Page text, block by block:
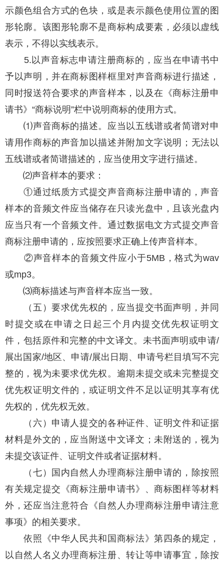
示颜色组合方式的色块，或是表示颜色使用位置的图
形轮廓。该图形轮廓不是商标构成要素，必须以虚线
表示，不得以实线表示。
5.以声音标志申请注册商标的，应当在申请书中
予以声明，并在商标图样框里对声音商标进行描述，
同时报送符合要求的声音样本，以及在《商标注册申
请书》“商标说明”栏中说明商标的使用方式。
⑴声音商标的描述。应当以五线谱或者简谱对申
请用作商标的声音加以描述并附加文字说明；无法以
五线谱或者简谱描述的，应当使用文字进行描述。
⑵声音样本的要求：
①通过纸质方式提交声音商标注册申请的，声音
样本的音频文件应当储存在只读光盘中，且该光盘内
应当只有一个音频文件。通过数据电文方式提交声音
商标注册申请的，应按照要求正确上传声音样本。
②声音样本的音频文件应小于5MB，格式为wav
或mp3。
⑶商标描述与声音样本应当一致。
（五）要求优先权的，应当提交书面声明，并同
时提交或在申请之日起三个月内提交优先权证明文
件，包括原件和完整的中文译文。未书面声明或申请/
展出国家/地区、申请/展出日期、申请号栏目填写不完
整的，视为未要求优先权。逾期未提交或未完整提交
优先权证明文件的，或证明文件不足以证明其享有优
先权的，优先权无效。
（六）申请人提交的各种证件、证明文件和证据
材料是外文的，应当附送中文译文；未附送的，视为
未提交该证件、证明文件或者证据材料。
（七）国内自然人办理商标注册申请的，除按照
有关规定提交《商标注册申请书》、商标图样等材料
外，还应当注意符合《自然人办理商标注册申请注意
事项》的相关要求。
依照《中华人民共和国商标法》第四条的规定，
以自然人名义办理商标注册、转让等申请事宜，除按